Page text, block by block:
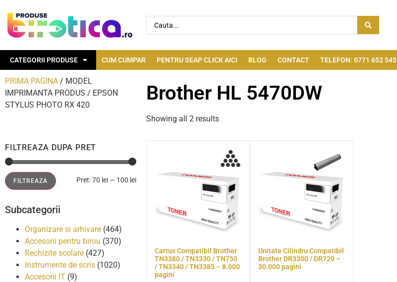
CATEGORII PRODUSE CUM CUMPAR PENTRU SEAP CLICK AICI BLOG CONTACT TELEFON: 0771 652 545
PRIMA PAGINA / MODEL
IMPRIMANTA PRODUS / EPSON
STYLUS PHOTO RX 420
FILTREAZA DUPA PRET
FILTREAZA Pret:70 lei — 100 lei
Subcategorii
Organizare si arhivare (464)
Accesorii pentru birou (370)
Rechizite scolare (427)
Instrumente de scris (1020)
Accesorii IT (9)
Brother HL 5470DW
Showing all 2 results
Cartus Compatibil Brother
TN3380 / TN3330 / TN750
/ TN3340 / TN3385 – 8.000
pagini
Unitate Cilindru Compatibil
Brother DR3300 / DR720 –
30.000 pagini